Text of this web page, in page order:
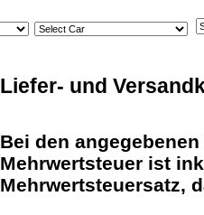
Liefer- und
Bei den
Mehrwertsteuer ist
Mehrwertsteuersatz,